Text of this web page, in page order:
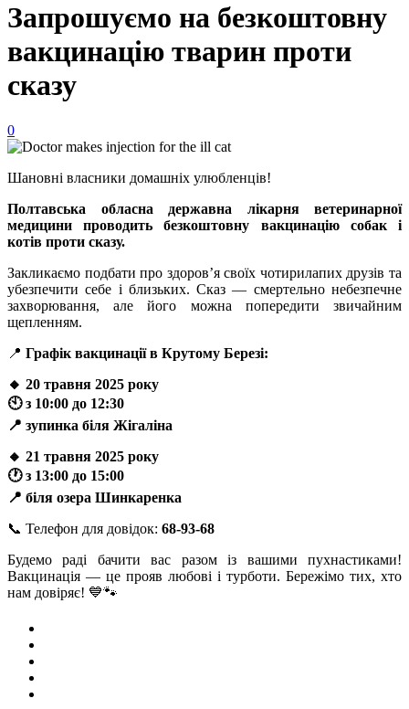
Запрошуємо на безкоштовну
вакцинацію тварин проти
сказу
0
Шановні власники домашніх улюбленців!
Полтавська обласна державна лікарня ветеринарної
медицини проводить безкоштовну вакцинацію собак і
котів проти сказу.
Закликаємо подбати про здоров’я своїх чотирилапих друзів та
убезпечити себе і близьких. Сказ — смертельно небезпечне
захворювання, але його можна попередити звичайним
щепленням.
📍 Графік вакцинації в Крутому Березі:
🔸 20 травня 2025 року
🕙 з 10:00 до 12:30
📍 зупинка біля Жігаліна
🔸 21 травня 2025 року
🕐 з 13:00 до 15:00
📍 біля озера Шинкаренка
📞 Телефон для довідок: 68-93-68
Будемо раді бачити вас разом із вашими пухнастиками!
Вакцинація — це прояв любові і турботи. Бережімо тих, хто
нам довіряє! 💙🐾